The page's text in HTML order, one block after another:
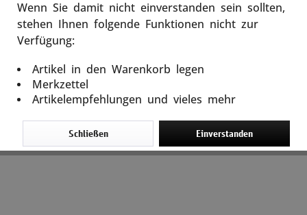
Wenn Sie damit nicht einverstanden sein sollten,
stehen Ihnen folgende Funktionen nicht zur
Verfügung:
Artikel in den Warenkorb legen
Merkzettel
Artikelempfehlungen und vieles mehr
Einverstanden
Schließen